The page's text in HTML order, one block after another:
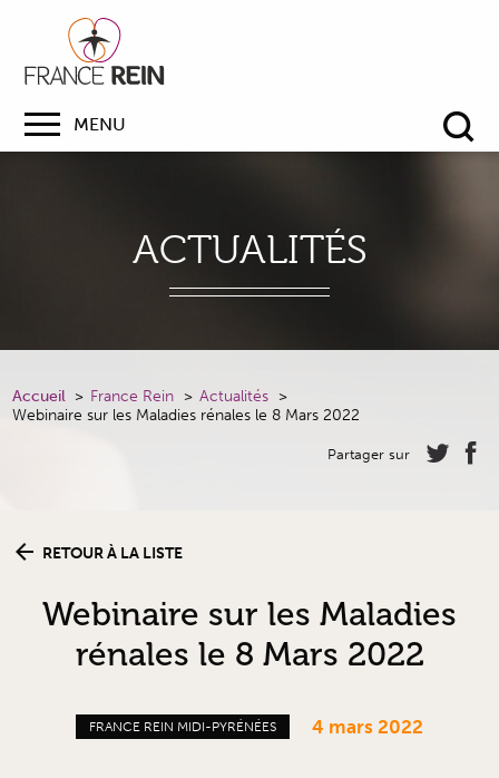
MENU
ACTUALITÉS
Accueil France Rein
Actualités
Webinaire sur les Maladies rénales le 8 Mars 2022
Partager sur
RETOUR À LA LISTE
Webinaire sur les Maladies
rénales le 8 Mars 2022
FRANCE REIN MIDI-PYRÉNÉES 4 mars 2022